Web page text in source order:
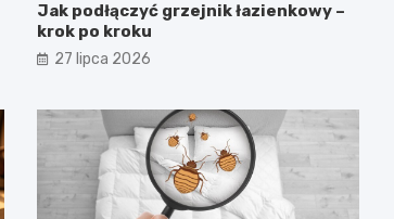
Jak podłączyć grzejnik łazienkowy –
krok po kroku
27 lipca 2026